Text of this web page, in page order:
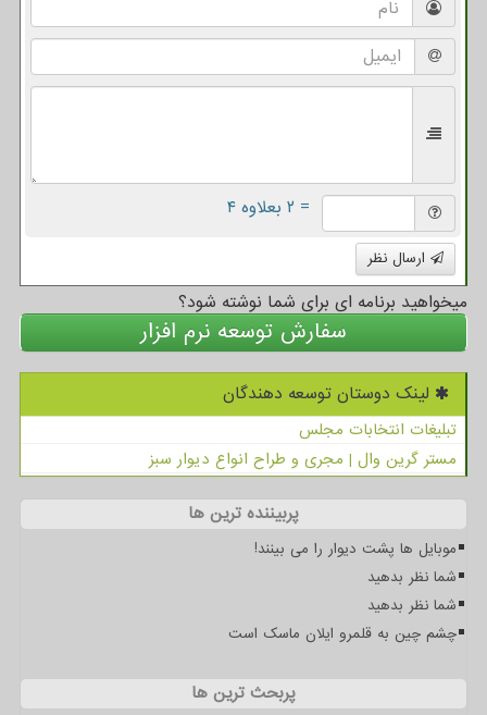
= ۲ بعلاوه ۴
ارسال نظر
میخواهید برنامه ای برای شما نوشته شود؟
سفارش توسعه نرم افزار
لینک دوستان توسعه دهندگان
تبلیغات انتخابات مجلس
مستر گرین وال | مجری و طراح انواع دیوار سبز
پربیننده ترین ها
موبایل ها پشت دیوار را می بینند!
شما نظر بدهید
شما نظر بدهید
چشم چین به قلمرو ایلان ماسک است
پربحث ترین ها